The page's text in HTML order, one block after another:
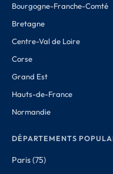
Bourgogne-Franche-Comté
Bretagne
Centre-Val de Loire
Corse
Grand Est
Hauts-de-France
Normandie
DÉPARTEMENTS
Paris (75)